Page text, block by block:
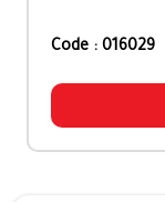
Code : 016029